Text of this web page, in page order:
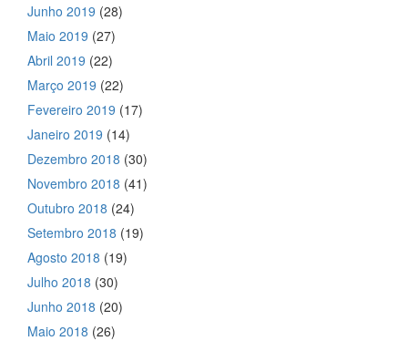
Junho 2019 (28)
Maio 2019 (27)
Abril 2019 (22)
Março 2019 (22)
Fevereiro 2019 (17)
Janeiro 2019 (14)
Dezembro 2018 (30)
Novembro 2018 (41)
Outubro 2018 (24)
Setembro 2018 (19)
Agosto 2018 (19)
Julho 2018 (30)
Junho 2018 (20)
Maio 2018 (26)